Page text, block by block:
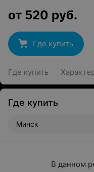
от 520 руб.
Где купить
Где купить
Где купить
Минск
В данном